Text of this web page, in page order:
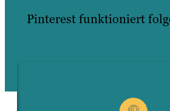
Pinterest funktioniert